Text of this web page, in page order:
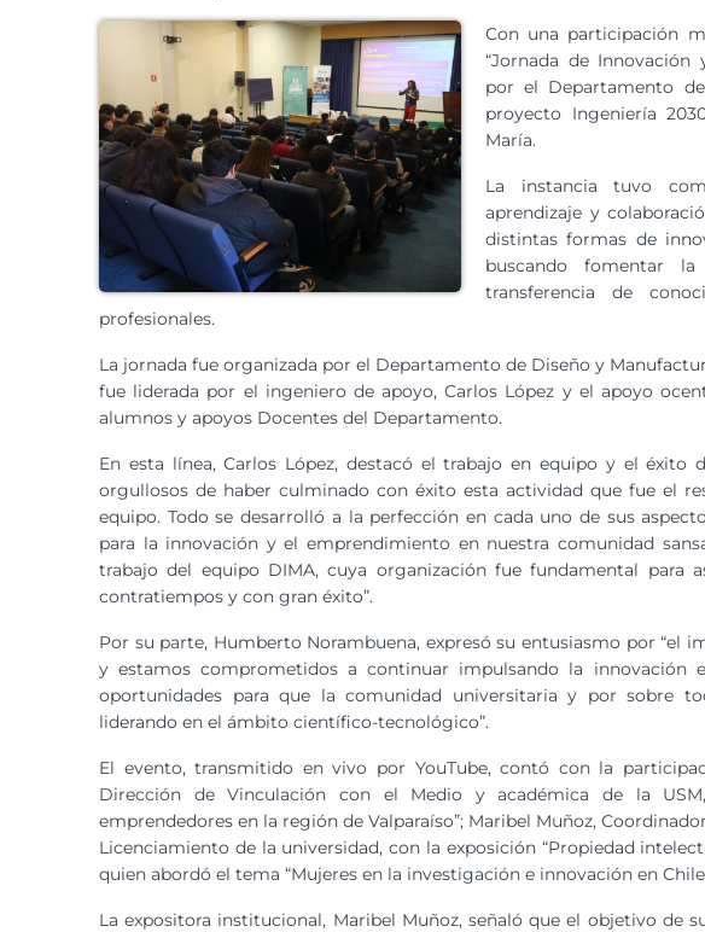
Con una participación
“Jornada de Innovación
por el Departamento
proyecto Ingeniería
María.
La instancia tuvo
aprendizaje y
distintas formas de
buscando fomentar
transferencia de
profesionales.
La jornada fue organizada por el Departamento de Diseño y
fue liderada por el ingeniero de apoyo, Carlos López y el apoyo
alumnos y apoyos Docentes del Departamento.
En esta línea, Carlos López, destacó el trabajo en equipo y el éxito
orgullosos de haber culminado con éxito esta actividad que fue el
equipo. Todo se desarrolló a la perfección en cada uno de sus
para la innovación y el emprendimiento en nuestra comunidad
trabajo del equipo DIMA, cuya organización fue fundamental para
contratiempos y con gran éxito”.
Por su parte, Humberto Norambuena, expresó su entusiasmo por “el
y estamos comprometidos a continuar impulsando la innovación
oportunidades para que la comunidad universitaria y por sobre
liderando en el ámbito científico-tecnológico”.
El evento, transmitido en vivo por YouTube, contó con la
Dirección de Vinculación con el Medio y académica de la
emprendedores en la región de Valparaíso”; Maribel Muñoz,
Licenciamiento de la universidad, con la exposición “Propiedad
quien abordó el tema “Mujeres en la investigación e innovación en
La expositora institucional, Maribel Muñoz, señaló que el objetivo de